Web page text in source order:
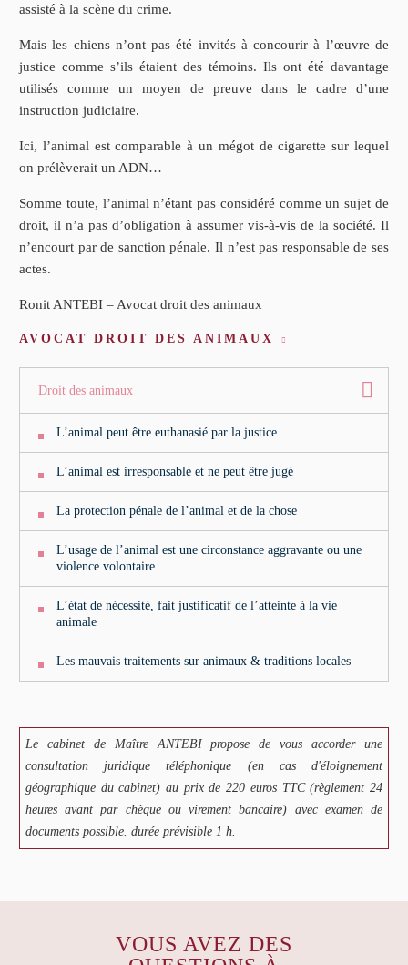
assisté à la scène du crime.
Mais les chiens n’ont pas été invités à concourir à l’œuvre de
justice comme s’ils étaient des témoins. Ils ont été davantage
utilisés comme un moyen de preuve dans le cadre d’une
instruction judiciaire.
Ici, l’animal est comparable à un mégot de cigarette sur lequel
on prélèverait un ADN…
Somme toute, l’animal n’étant pas considéré comme un sujet de
droit, il n’a pas d’obligation à assumer vis-à-vis de la société. Il
n’encourt par de sanction pénale. Il n’est pas responsable de ses
actes.
Ronit ANTEBI – Avocat droit des animaux
AVOCAT DROIT DES ANIMAUX
Droit des animaux
L’animal peut être euthanasié par la justice
L’animal est irresponsable et ne peut être jugé
La protection pénale de l’animal et de la chose
L’usage de l’animal est une circonstance aggravante ou une
violence volontaire
L’état de nécessité, fait justificatif de l’atteinte à la vie
animale
Les mauvais traitements sur animaux & traditions locales
Le cabinet de Maître ANTEBI propose de vous accorder une
consultation juridique téléphonique (en cas d'éloignement
géographique du cabinet) au prix de 220 euros TTC (règlement 24
heures avant par chèque ou virement bancaire) avec examen de
documents possible. durée prévisible 1 h.
VOUS AVEZ DES